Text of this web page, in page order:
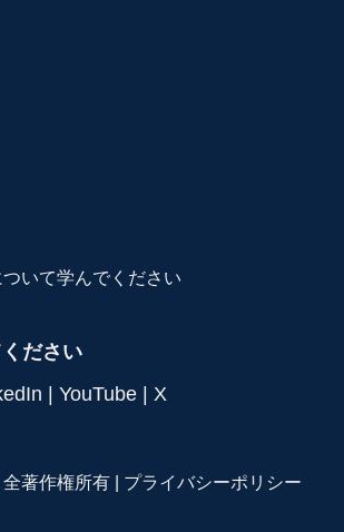
いて学んでください
ださい
YouTube X
著作権所有 | プライバシーポリシー